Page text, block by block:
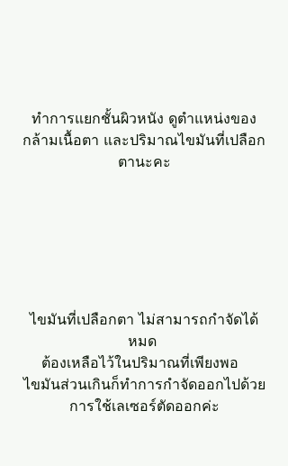
ทำการแยกชั้นผิวหนัง ดูตำแหน่งของ
กล้ามเนื้อตา และปริมาณไขมันที่เปลือก
ตานะคะ
ไขมันที่เปลือกตา ไม่สามารถกำจัดได้
หมด
ต้องเหลือไว้ในปริมาณที่เพียงพอ
ไขมันส่วนเกินก็ทำการกำจัดออกไปด้วย
การใช้เลเซอร์ตัดออกค่ะ